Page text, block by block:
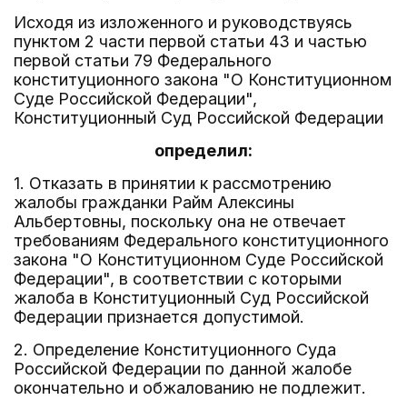
Исходя из изложенного и руководствуясь
пунктом 2 части первой статьи 43 и частью
первой статьи 79 Федерального
конституционного закона "О Конституционном
Суде Российской Федерации",
Конституционный Суд Российской Федерации
определил:
1. Отказать в принятии к рассмотрению
жалобы гражданки Райм Алексины
Альбертовны, поскольку она не отвечает
требованиям Федерального конституционного
закона "О Конституционном Суде Российской
Федерации", в соответствии с которыми
жалоба в Конституционный Суд Российской
Федерации признается допустимой.
2. Определение Конституционного Суда
Российской Федерации по данной жалобе
окончательно и обжалованию не подлежит.